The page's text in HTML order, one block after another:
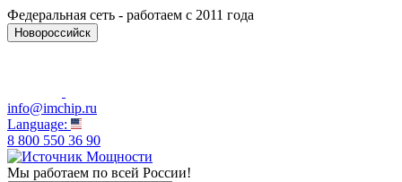
Федеральная сеть - работаем с 2011 года
Новороссийск
info@imchip.ru
Language:
8 800 550 36 90
Мы работаем по всей России!